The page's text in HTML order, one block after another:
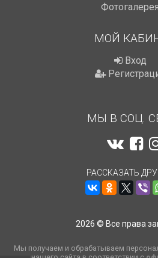
Фотогалерея
МОЙ
Вход
МЫ В СОЦ.
РАССКАЗАТЬ
2026 © Все права
Мы получаем и обрабатываем